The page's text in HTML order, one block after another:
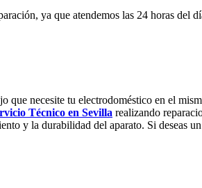
ya que atendemos las 24 horas del
que necesite tu electrodoméstico en el
Técnico en Sevilla realizando
y la durabilidad del aparato. Si deseas un